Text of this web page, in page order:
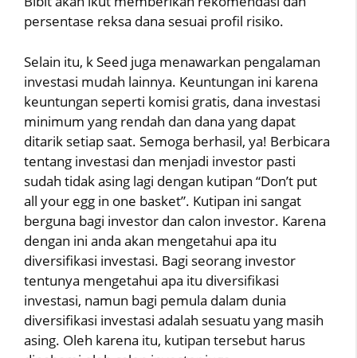
persentase reksa dana sesuai profil risiko.
Selain itu, k Seed juga menawarkan pengalaman
investasi mudah lainnya. Keuntungan ini karena
keuntungan seperti komisi gratis, dana investasi
minimum yang rendah dan dana yang dapat
ditarik setiap saat. Semoga berhasil, ya! Berbicara
tentang investasi dan menjadi investor pasti
sudah tidak asing lagi dengan kutipan “Don’t put
all your egg in one basket”. Kutipan ini sangat
berguna bagi investor dan calon investor. Karena
dengan ini anda akan mengetahui apa itu
diversifikasi investasi. Bagi seorang investor
tentunya mengetahui apa itu diversifikasi
investasi, namun bagi pemula dalam dunia
diversifikasi investasi adalah sesuatu yang masih
asing. Oleh karena itu, kutipan tersebut harus